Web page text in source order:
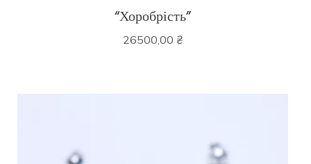
“Хоробрість”
26500,00 ₴